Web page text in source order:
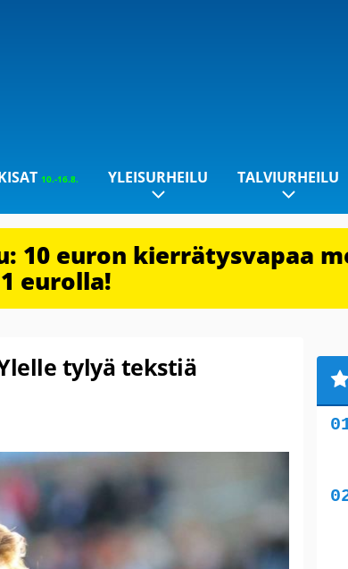
10.-16.8. YLEISURHEILU TALVIURHEILU
10 euron kierrätysvapaa
eurolla!
tylyä tekstiä